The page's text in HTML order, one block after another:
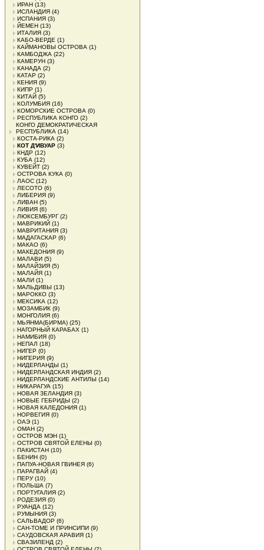
ИРАН (13)
ИСЛАНДИЯ (4)
ИСПАНИЯ (3)
ЙЕМЕН (13)
ИТАЛИЯ (3)
КАБО-ВЕРДЕ (1)
КАЙМАНОВЫ ОСТРОВА (1)
КАМБОДЖА (22)
КАМЕРУН (3)
КАНАДА (2)
КАТАР (2)
КЕНИЯ (9)
КИПР (1)
КИТАЙ (5)
КОЛУМБИЯ (16)
КОМОРСКИЕ ОСТРОВА (0)
РЕСПУБЛИКА КОНГО (2)
КОНГО ДЕМОКРАТИЧЕСКАЯ
РЕСПУБЛИКА (14)
КОСТА-РИКА (2)
КОТ Д'ИВУАР (3)
КНДР (12)
КУБА (12)
КУВЕЙТ (2)
ОСТРОВА КУКА (0)
ЛАОС (12)
ЛЕСОТО (6)
ЛИБЕРИЯ (9)
ЛИВАН (5)
ЛИВИЯ (6)
ЛЮКСЕМБУРГ(2)
МАВРИКИЙ (1)
МАВРИТАНИЯ (3)
МАДАГАСКАР (6)
МАКАО (6)
МАКЕДОНИЯ (9)
МАЛАВИ (5)
МАЛАЙЗИЯ (5)
МАЛАЙЯ (1)
МАЛИ (1)
МАЛЬДИВЫ (13)
МАРОККО (3)
МЕКСИКА (12)
МОЗАМБИК (9)
МОНГОЛИЯ (6)
МЬЯНМА(БИРМА) (25)
НАГОРНЫЙ КАРАБАХ (1)
НАМИБИЯ (0)
НЕПАЛ (18)
НИГЕР (0)
НИГЕРИЯ (9)
НИДЕРЛАНДЫ (1)
НИДЕРЛАНДСКАЯ ИНДИЯ (2)
НИДЕРЛАНДСКИЕ АНТИЛЫ (14)
НИКАРАГУА (15)
НОВАЯ ЗЕЛАНДИЯ (3)
НОВЫЕ ГЕБРИДЫ (2)
НОВАЯ КАЛЕДОНИЯ (1)
НОРВЕГИЯ (0)
ОАЭ (1)
ОМАН (2)
ОСТРОВ МЭН (1)
ОСТРОВ СВЯТОЙ ЕЛЕНЫ (0)
ПАКИСТАН (10)
БЕНИН (0)
ПАПУА-НОВАЯ ГВИНЕЯ (6)
ПАРАГВАЙ (4)
ПЕРУ(10)
ПОЛЬША (7)
ПОРТУГАЛИЯ (2)
РОДЕЗИЯ (0)
РУАНДА (12)
РУМЫНИЯ (3)
САЛЬВАДОР (6)
САН-ТОМЕ И ПРИНСИПИ (9)
САУДОВСКАЯ АРАВИЯ (1)
СВАЗИЛЕНД (2)